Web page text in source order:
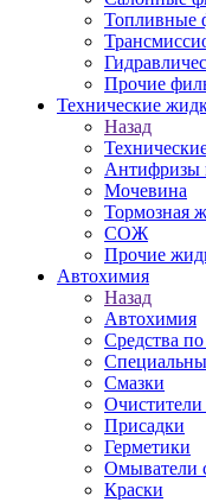
Топливные
Прочие
Технические
Назад
Антифризы
Мочевина
Тормозная
СОЖ
Прочие
Автохимия
Назад
Автохимия
Средства
Смазки
Очистители
Присадки
Герметики
Омыватели
Краски